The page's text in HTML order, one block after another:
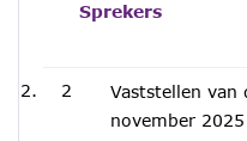
Sprekers
2
Vaststellen van
november